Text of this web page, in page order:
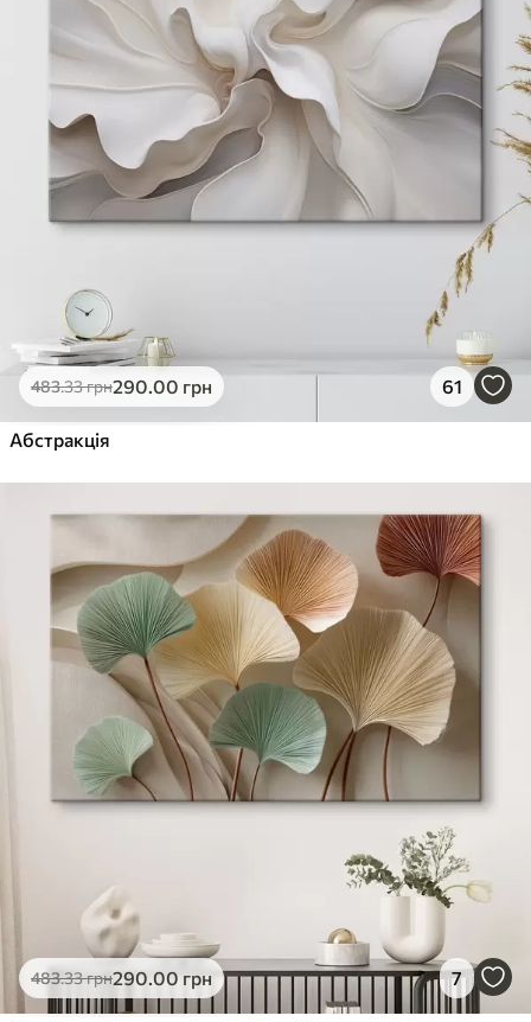
483.33грн290.00 грн 61
Абстракція
483.33грн290.00 грн 7